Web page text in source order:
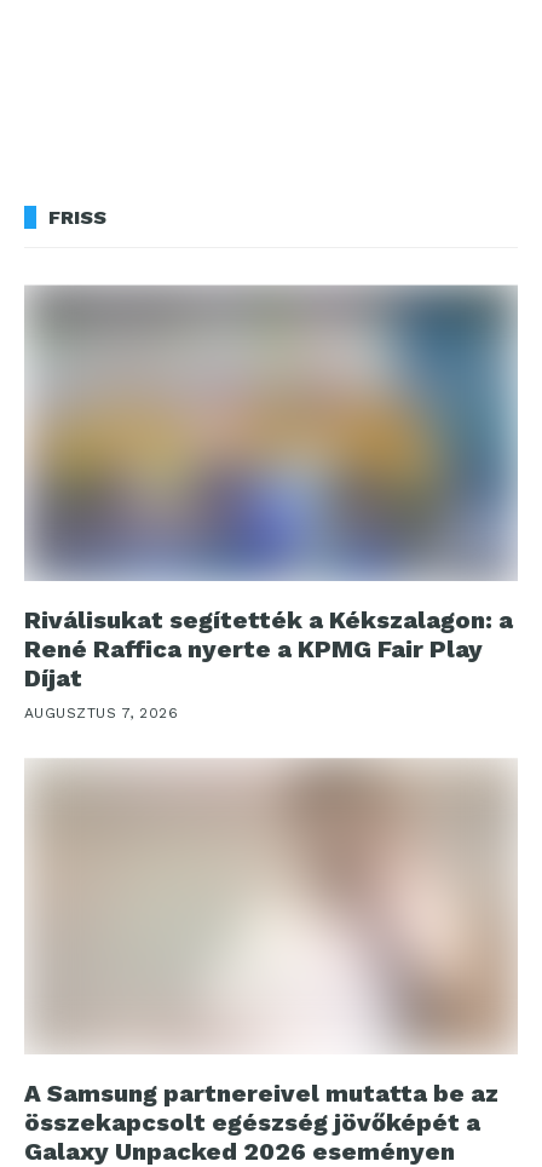
FRISS
Riválisukat segítették a Kékszalagon: a
René Raffica nyerte a KPMG Fair Play
Díjat
AUGUSZTUS 7, 2026
A Samsung partnereivel mutatta be az
összekapcsolt egészség jövőképét a
Galaxy Unpacked 2026 eseményen